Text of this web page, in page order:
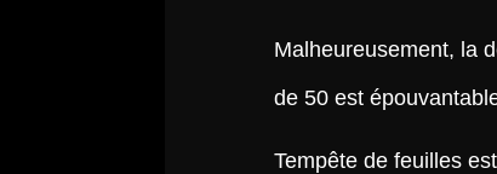
Malheureusement, la
de 50 est
Tempête de feuilles